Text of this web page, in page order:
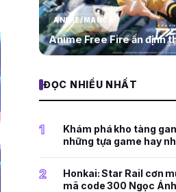
ANIME/MANGA
Anime Free Fire ấn định
ĐỌC NHIỀU NHẤT
1
Khám phá kho tàng
những tựa game hay
2
Honkai: Star Rail cơn
mã code 300 Ngọc